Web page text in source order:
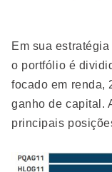
Em sua
o portfólio é
focado em renda,
ganho de capital.
principais